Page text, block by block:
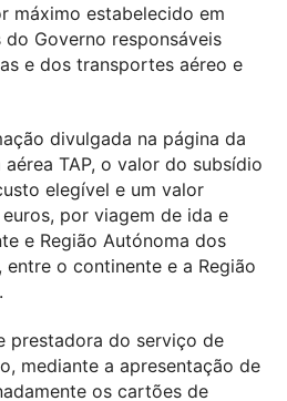
máximo estabelecido em
Governo responsáveis
e dos transportes aéreo e
divulgada na página da
TAP, o valor do subsídio
elegível e um valor
por viagem de ida e
e Região Autónoma dos
entre o continente e a Região
prestadora do serviço de
mediante a apresentação de
os cartões de